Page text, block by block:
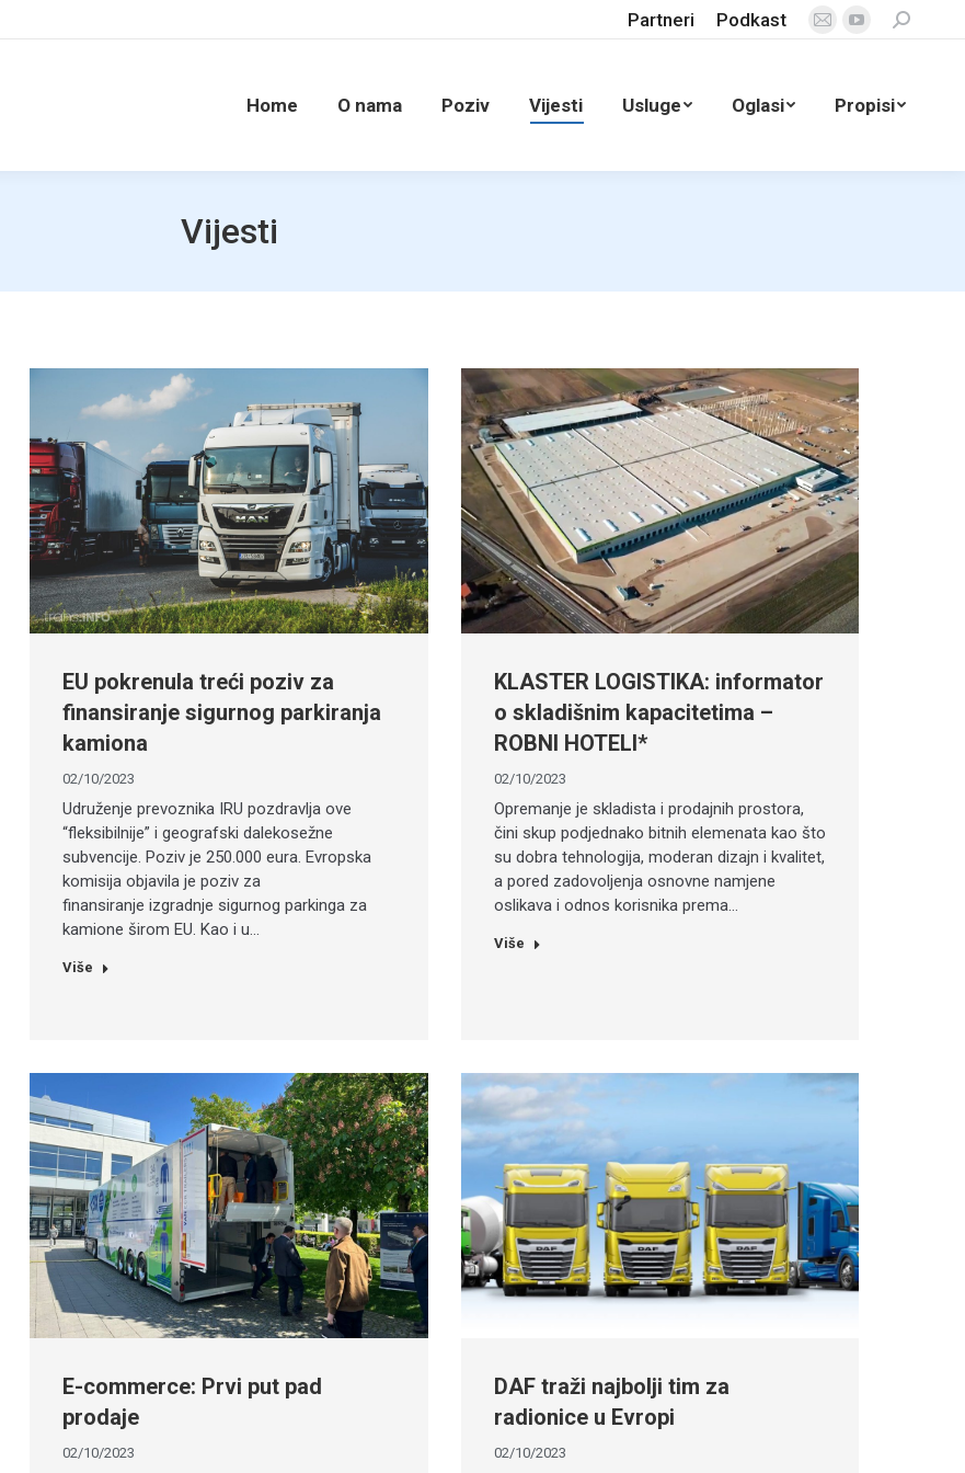
Partneri Podkast
Mail
window
YouTube
in
window
Search:
Home O nama Poziv Vijesti Usluge Oglasi Propisi
Vijesti
EU pokrenula treći poziv za
finansiranje sigurnog parkiranja
kamiona
02/10/2023
Udruženje prevoznika IRU pozdravlja ove
“fleksibilnije” i geografski dalekosežne
subvencije. Poziv je 250.000 eura. Evropska
komisija objavila je poziv za
finansiranje izgradnje sigurnog parkinga za
kamione širom EU. Kao i u…
Više
KLASTER LOGISTIKA: informator
o skladišnim kapacitetima –
ROBNI HOTELI*
02/10/2023
Opremanje je skladista i prodajnih prostora,
čini skup podjednako bitnih elemenata kao što
su dobra tehnologija, moderan dizajn i kvalitet,
a pored zadovoljenja osnovne namjene
oslikava i odnos korisnika prema…
Više
E-commerce: Prvi put pad
prodaje
02/10/2023
DAF traži najbolji tim za
radionice u Evropi
02/10/2023